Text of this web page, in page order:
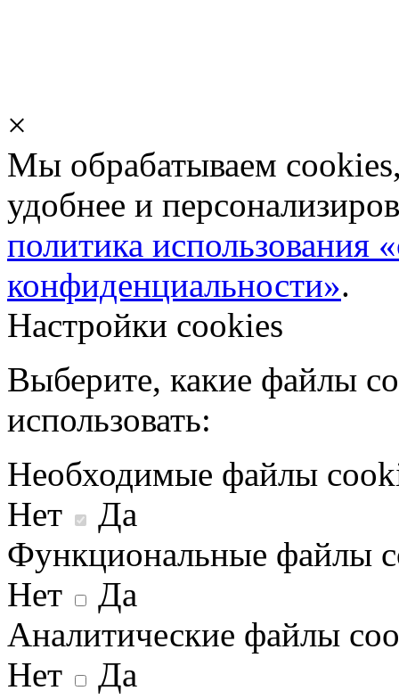
×
Мы обрабатываем
удобнее и
политика использования
конфиденциальности».
Настройки cookies
Выберите, какие файлы
использовать:
Необходимые файлы
Нет
Да
Функциональные файлы
Нет
Да
Аналитические файлы
Нет
Да